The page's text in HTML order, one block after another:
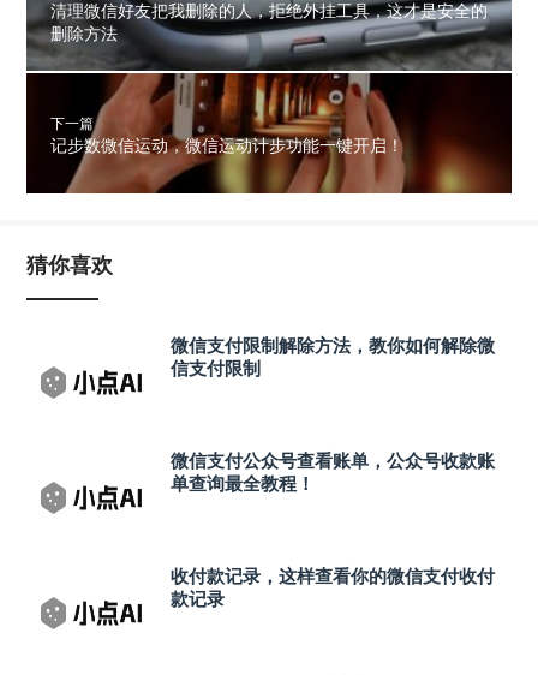
清理微信好友把我删除的人，拒绝外挂工具，这才是安全的
删除方法
下一篇
记步数微信运动，微信运动计步功能一键开启！
猜你喜欢
微信支付限制解除方法，教你如何解除微
信支付限制
微信支付公众号查看账单，公众号收款账
单查询最全教程！
收付款记录，这样查看你的微信支付收付
款记录